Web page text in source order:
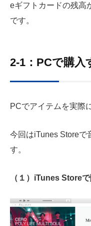
eギフトカードの残高
です。
2-1：PCで購入
PCでアイテムを実際
今回はiTunes Storeで
す。
（１）iTunes Store